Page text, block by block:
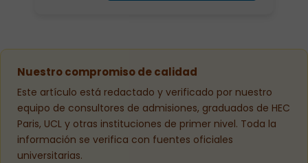
Nuestro compromiso de calidad
Este artículo está redactado y verificado por nuestro
equipo de consultores de admisiones, graduados de HEC
Paris, UCL y otras instituciones de primer nivel. Toda la
información se verifica con fuentes oficiales
universitarias.